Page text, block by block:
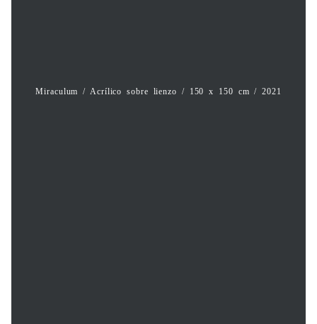
Miraculum / Acrílico sobre lienzo / 150 x 150 cm / 2021